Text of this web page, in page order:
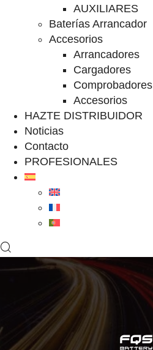
AUXILIARES
Baterías Arrancador
Accesorios
Arrancadores
Cargadores
Comprobadores
Accesorios
HAZTE DISTRIBUIDOR
Noticias
Contacto
PROFESIONALES